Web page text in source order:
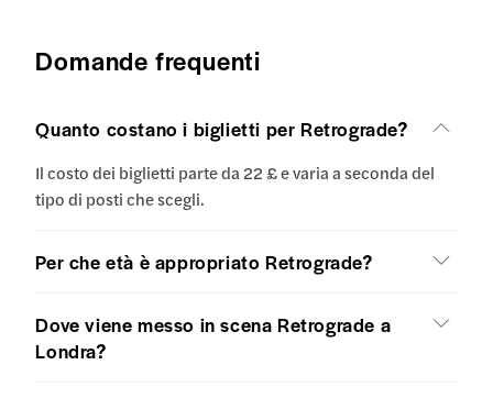
Domande frequenti
Quanto costano i biglietti per Retrograde?
Il costo dei biglietti parte da 22 £ e varia a seconda del
tipo di posti che scegli.
Per che età è appropriato Retrograde?
Dove viene messo in scena Retrograde a
Londra?